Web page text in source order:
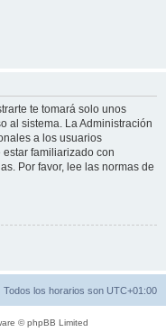
te tomará solo unos
al sistema. La Administración
a los usuarios
familiarizado con
Por favor, lee las normas de
Todos los horarios son UTC+01:00
© phpBB Limited